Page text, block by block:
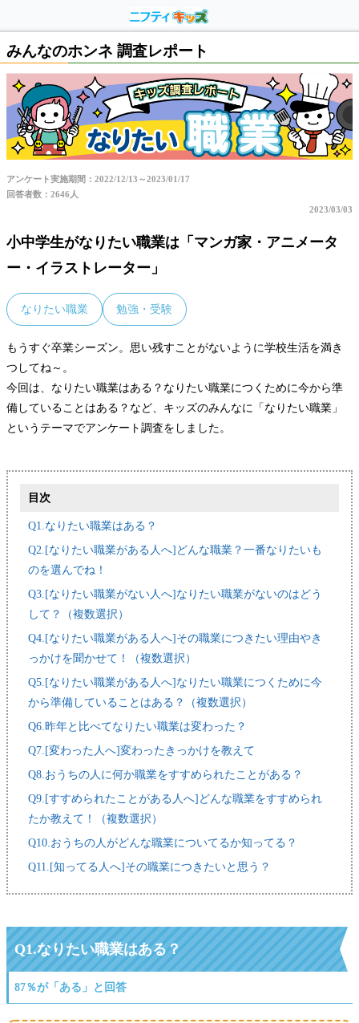
みんなのホンネ 調査レポート
アンケート実施期間：2022/12/13～2023/01/17
回答者数：2646人
2023/03/03
小中学生がなりたい職業は「マンガ家・アニメータ
ー・イラストレーター」
なりたい職業 勉強・受験
もうすぐ卒業シーズン。思い残すことがないように学校生活を満き
つしてね～。
今回は、なりたい職業はある？なりたい職業につくために今から準
備していることはある？など、キッズのみんなに「なりたい職業」
というテーマでアンケート調査をしました。
目次
Q1.なりたい職業はある？
Q2.[なりたい職業がある人へ]どんな職業？一番なりたいも
のを選んでね！
Q3.[なりたい職業がない人へ]なりたい職業がないのはどう
して？（複数選択）
Q4.[なりたい職業がある人へ]その職業につきたい理由やき
っかけを聞かせて！（複数選択）
Q5.[なりたい職業がある人へ]なりたい職業につくために今
から準備していることはある？（複数選択）
Q6.昨年と比べてなりたい職業は変わった？
Q7.[変わった人へ]変わったきっかけを教えて
Q8.おうちの人に何か職業をすすめられたことがある？
Q9.[すすめられたことがある人へ]どんな職業をすすめられ
たか教えて！（複数選択）
Q10.おうちの人がどんな職業についてるか知ってる？
Q11.[知ってる人へ]その職業につきたいと思う？
Q1.なりたい職業はある？
87％が「ある」と回答